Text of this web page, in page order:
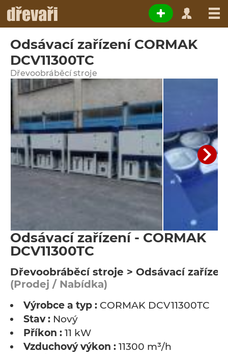
Odsávací zařízení CORMAK
DCV11300TC
Dřevoobráběcí stroje
Odsávací zařízení - CORMAK
DCV11300TC
Dřevoobráběcí stroje > Odsávací
(Prodej / Nabídka)
Výrobce a typ : CORMAK DCV11300TC
Stav : Nový
Příkon : 11 kW
Vzduchový výkon : 11300 m³/h